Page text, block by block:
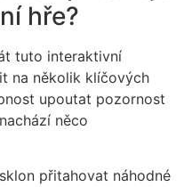
hře?
tuto interaktivní
na několik klíčových
upoutat pozornost
něco
přitahovat náhodné